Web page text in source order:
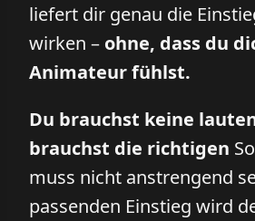
liefert dir genau die
wirken – ohne, dass du
Animateur fühlst.
Du brauchst keine
brauchst die richtigen
muss nicht anstrengend
passenden Einstieg wird